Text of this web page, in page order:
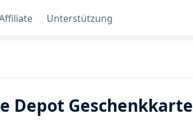
Unterstützung
Depot Geschenkkarte